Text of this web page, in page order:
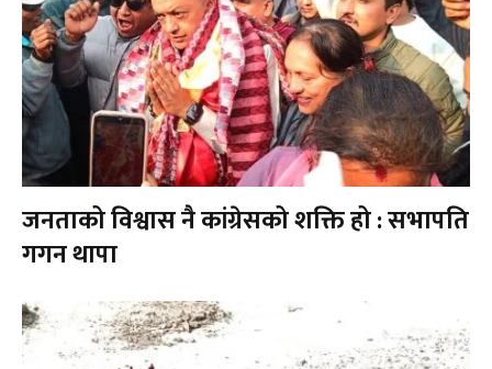
जनताको विश्वास नै कांग्रेसको शक्ति हो : सभापति
गगन थापा